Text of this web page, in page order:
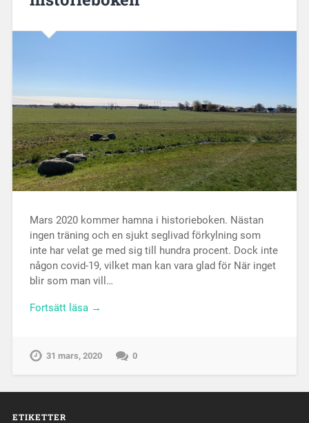
Mars 2020 kommer hamna i historieboken. Nästan
ingen träning och en sjukt seglivad förkylning som
inte har velat ge med sig till hundra procent. Dock inte
någon covid-19, vilket man kan vara glad för När inget
blir som man vill…
Fortsätt läsa →
31 mars, 2020 0
ETIKETTER